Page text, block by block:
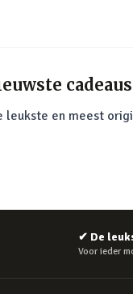
cadeaus
leukste en meest
✔ De
Voor ieder